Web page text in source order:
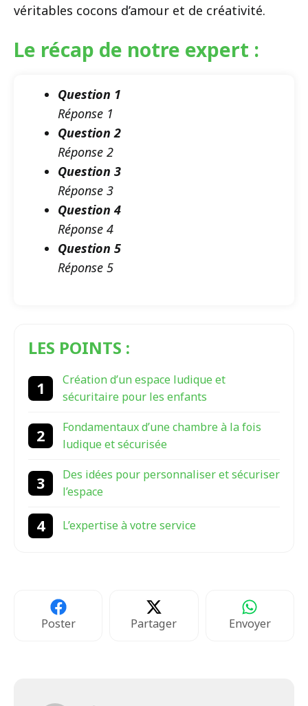
véritables cocons d’amour et de créativité.
Le récap de notre expert :
Question 1
Réponse 1
Question 2
Réponse 2
Question 3
Réponse 3
Question 4
Réponse 4
Question 5
Réponse 5
LES POINTS :
Création d’un espace ludique et
sécuritaire pour les enfants
Fondamentaux d’une chambre à la fois
ludique et sécurisée
Des idées pour personnaliser et sécuriser
l’espace
L’expertise à votre service
Poster Partager Envoyer